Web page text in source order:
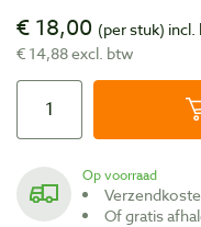
€ 18,00 (per stuk) incl.
€ 14,88 excl. btw
Op voorraad
Of gratis